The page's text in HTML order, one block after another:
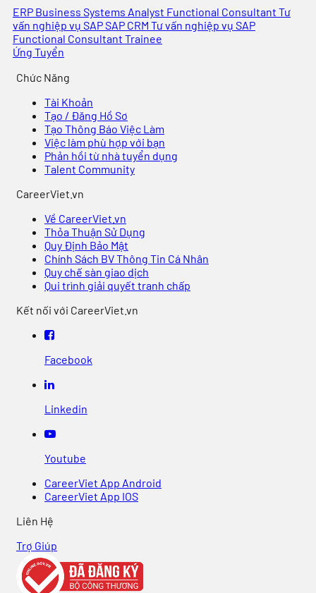
ERP Business Systems Analyst Functional Consultant Tư
vấn nghiệp vụ SAPSAP CRM Tư vấn nghiệp vụ SAP
Functional Consultant Trainee
Ứng Tuyển
Chức Năng
Tài Khoản
Tạo / Đăng Hồ Sơ
Tạo Thông Báo Việc Làm
Việc làm phù hợp với bạn
Phản hồi từ nhà tuyển dụng
Talent Community
CareerViet.vn
Về CareerViet.vn
Thỏa Thuận Sử Dụng
Quy Định Bảo Mật
Chính Sách BV Thông Tin Cá Nhân
Quy chế sàn giao dịch
Qui trình giải quyết tranh chấp
Kết nối với CareerViet.vn
Facebook
Linkedin
Youtube
CareerViet App Android
CareerViet App IOS
Liên Hệ
Trợ Giúp